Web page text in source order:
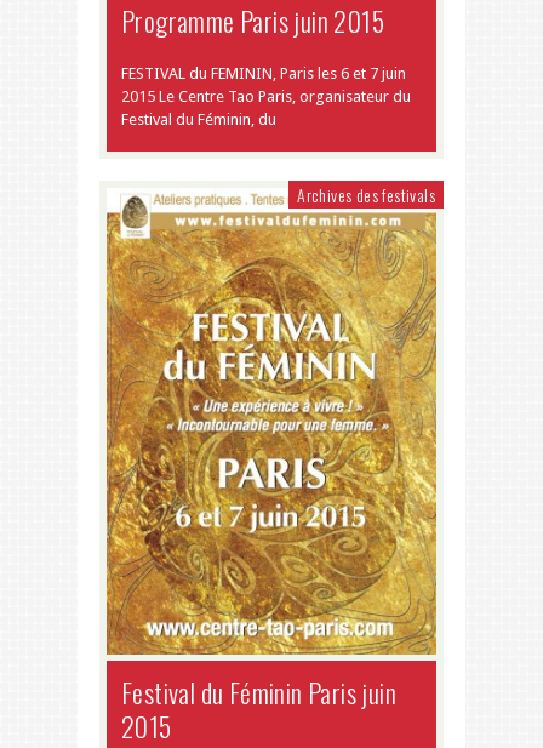
Programme Paris juin 2015
FESTIVAL du FEMININ, Paris les 6 et 7 juin
2015 Le Centre Tao Paris, organisateur du
Festival du Féminin, du
Archives des festivals
Festival du Féminin Paris juin
2015